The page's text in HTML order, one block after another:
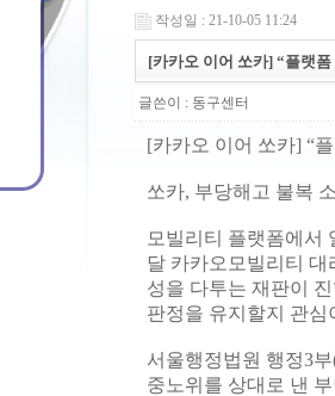
작성일 : 21-10-05 11:24
[카카오 이어 쏘카] “플랫
글쓴이 : 동구센터
[카카오 이어 쏘카] “
쏘카, 부당해고 불복
모빌리티 플랫폼에서
달 카카오모빌리티
성을 다투는 재판이
판정을 유지할지 관심
서울행정법원 행정3
중노위를 상대로 낸